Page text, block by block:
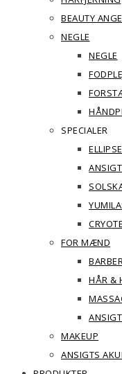
BEAUTY
NEGLE
NEGLE
SPECIALER
ANSIGT
FOR MÆND
HÅR &
MAKEUP
ANSIGTS